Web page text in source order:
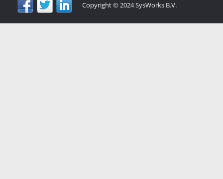
Copyright © 2024 SysWorks B.V.